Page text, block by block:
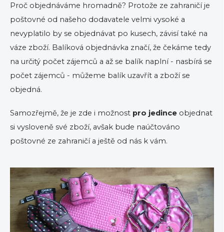
Proč objednáváme hromadně? Protože ze zahraničí je
poštovné od našeho dodavatele velmi vysoké a
nevyplatilo by se objednávat po kusech, závisí také na
váze zboží. Balíková objednávka značí, že čekáme tedy
na určitý počet zájemců a až se balík naplní - nasbírá se
počet zájemců - můžeme balík uzavřít a zboží se
objedná.
Samozřejmě, že je zde i možnost pro jedince objednat
si vysloveně své zboží, avšak bude naúčtováno
poštovné ze zahraničí a ještě od nás k vám.